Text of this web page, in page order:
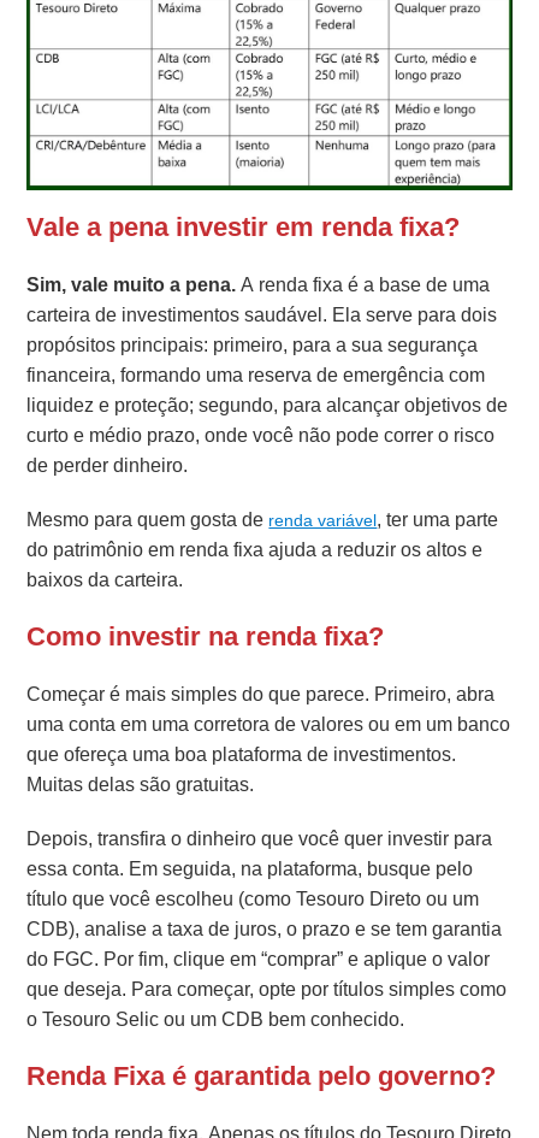
Vale a pena investir em renda fixa?
Sim, vale muito a pena.A renda fixa é a base de uma
carteira de investimentos saudável. Ela serve para dois
propósitos principais: primeiro, para a sua segurança
financeira, formando uma reserva de emergência com
liquidez e proteção; segundo, para alcançar objetivos de
curto e médio prazo, onde você não pode correr o risco
de perder dinheiro.
Mesmo para quem gosta de renda variável, ter uma parte
do patrimônio em renda fixa ajuda a reduzir os altos e
baixos da carteira.
Como investir na renda fixa?
Começar é mais simples do que parece. Primeiro, abra
uma conta em uma corretora de valores ou em um banco
que ofereça uma boa plataforma de investimentos.
Muitas delas são gratuitas.
Depois, transfira o dinheiro que você quer investir para
essa conta. Em seguida, na plataforma, busque pelo
título que você escolheu (como Tesouro Direto ou um
CDB), analise a taxa de juros, o prazo e se tem garantia
do FGC. Por fim, clique em “comprar” e aplique o valor
que deseja. Para começar, opte por títulos simples como
o Tesouro Selic ou um CDB bem conhecido.
Renda Fixa é garantida pelo governo?